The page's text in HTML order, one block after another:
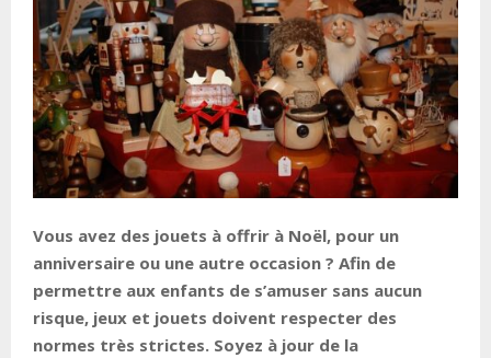
Vous avez des jouets à offrir à Noël, pour un
anniversaire ou une autre occasion ? Afin de
permettre aux enfants de s’amuser sans aucun
risque, jeux et jouets doivent respecter des
normes très strictes. Soyez à jour de la